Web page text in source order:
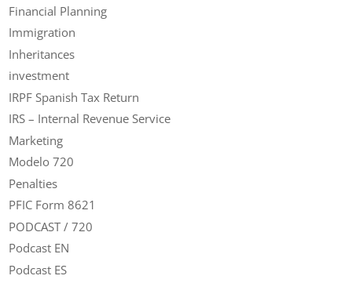
Financial Planning
Immigration
Inheritances
investment
IRPF Spanish Tax Return
IRS – Internal Revenue Service
Marketing
Modelo 720
Penalties
PFIC Form 8621
PODCAST / 720
Podcast EN
Podcast ES